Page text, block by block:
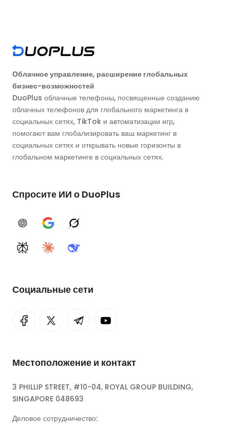
Облачное управление, расширение глобальных
бизнес-возможностей
DuoPlus облачные телефоны, посвященные созданию
облачных телефонов для глобального маркетинга в
социальных сетях, TikTok и автоматизации игр,
помогают вам глобализировать ваш маркетинг в
социальных сетях и открывать новые горизонты в
глобальном маркетинге в социальных сетях.
Спросите ИИ о DuoPlus
ChatGPTGoogle AIGrok
PerplexityClaudeDeepSeek
Социальные сети
Местоположение и контакт
3 PHILLIP STREET, #10-04, ROYAL GROUP BUILDING,
SINGAPORE 048693
Деловое сотрудничество: